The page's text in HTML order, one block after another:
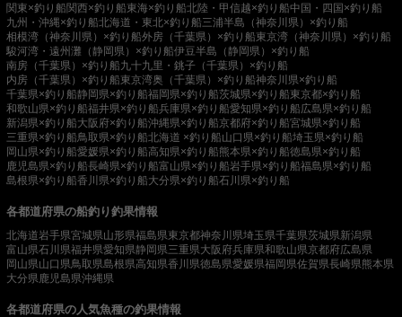
関東×釣り船関西×釣り船東海×釣り船北陸・甲信越×釣り船中国・四国×釣り船
九州・沖縄×釣り船北海道・東北×釣り船三浦半島（神奈川県）×釣り船
相模湾（神奈川県）×釣り船外房（千葉県）×釣り船東京湾（神奈川県）×釣り船
駿河湾・遠州灘（静岡県）×釣り船伊豆半島（静岡県）×釣り船
南房（千葉県）×釣り船九十九里・銚子（千葉県）×釣り船
内房（千葉県）×釣り船東京湾奥（千葉県）×釣り船神奈川県×釣り船
千葉県×釣り船静岡県×釣り船福岡県×釣り船茨城県×釣り船東京都×釣り船
和歌山県×釣り船福井県×釣り船兵庫県×釣り船愛知県×釣り船広島県×釣り船
新潟県×釣り船大阪府×釣り船沖縄県×釣り船京都府×釣り船宮城県×釣り船
三重県×釣り船鳥取県×釣り船北海道 ×釣り船山口県×釣り船埼玉県×釣り船
岡山県×釣り船愛媛県×釣り船高知県×釣り船熊本県×釣り船徳島県×釣り船
鹿児島県×釣り船長崎県×釣り船富山県×釣り船岩手県×釣り船福島県×釣り船
島根県×釣り船香川県×釣り船大分県×釣り船石川県×釣り船
各都道府県の船釣り釣果情報
北海道岩手県宮城県山形県福島県東京都神奈川県埼玉県千葉県茨城県新潟県
富山県石川県福井県愛知県静岡県三重県大阪府兵庫県和歌山県京都府広島県
岡山県山口県鳥取県島根県高知県香川県徳島県愛媛県福岡県佐賀県長崎県熊本県
大分県 鹿児島県沖縄県
各都道府県の人気魚種の釣果情報